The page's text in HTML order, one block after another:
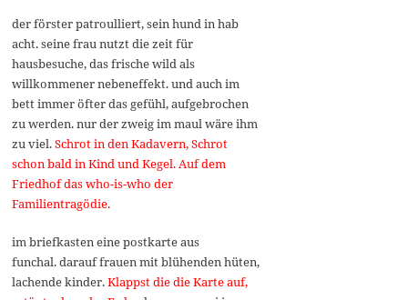
der förster patroulliert, sein hund in hab
acht. seine frau nutzt die zeit für
hausbesuche, das frische wild als
willkommener nebeneffekt. und auch im
bett immer öfter das gefühl, aufgebrochen
zu werden. nur der zweig im maul wäre ihm
zu viel.Schrot in den Kadavern, Schrot
schon bald in Kind und Kegel. Auf dem
Friedhof das who-is-who der
Familientragödie.
im briefkasten eine postkarte aus
funchal. darauf frauen mit blühenden hüten,
lachende kinder.Klappst die die Karte auf,